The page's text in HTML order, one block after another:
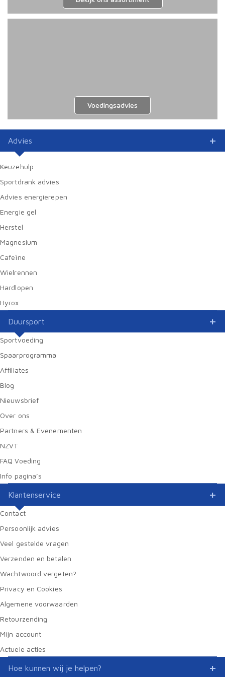
Voedingsadvies
Advies
Keuzehulp
Sportdrank advies
Advies energierepen
Energie gel
Herstel
Magnesium
Cafeïne
Wielrennen
Hardlopen
Hyrox
Duursport
Sportvoeding
Spaarprogramma
Affiliates
Blog
Nieuwsbrief
Over ons
Partners & Evenementen
NZVT
FAQ Voeding
Info pagina’s
Klantenservice
Contact
Persoonlijk advies
Veel gestelde vragen
Verzenden en betalen
Wachtwoord vergeten?
Privacy en Cookies
Algemene voorwaarden
Retourzending
Mijn account
Actuele acties
Hoe kunnen wij je helpen?